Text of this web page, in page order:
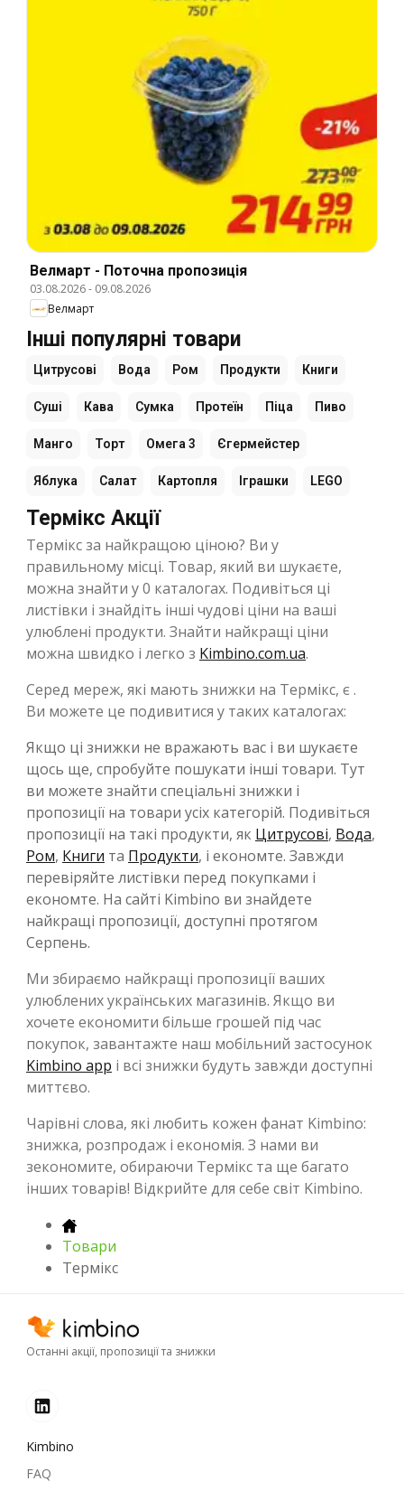
Велмарт - Поточна пропозиція
03.08.2026- 09.08.2026
Велмарт
Інші популярні товари
Цитрусові Вода Ром Продукти Книги
Суші Кава Сумка Протеїн Піца Пиво
Манго Торт Омега 3 Єгермейстер
Яблука Салат Картопля Іграшки LEGO
Термікс Акції
Термікс за найкращою ціною? Ви у
правильному місці. Товар, який ви шукаєте,
можна знайти у 0 каталогах. Подивіться ці
листівки і знайдіть інші чудові ціни на ваші
улюблені продукти. Знайти найкращі ціни
можна швидко і легко з Kimbino.com.ua.
Серед мереж, які мають знижки на Термікс, є .
Ви можете це подивитися у таких каталогах:
Якщо ці знижки не вражають вас і ви шукаєте
щось ще, спробуйте пошукати інші товари. Тут
ви можете знайти спеціальні знижки і
пропозиції на товари усіх категорій. Подивіться
пропозиції на такі продукти, як Цитрусові, Вода,
Ром, Книги та Продукти, і економте. Завжди
перевіряйте листівки перед покупками і
економте. На сайті Kimbino ви знайдете
найкращі пропозиції, доступні протягом
Серпень.
Ми збираємо найкращі пропозиції ваших
улюблених українських магазинів. Якщо ви
хочете економити більше грошей під час
покупок, завантажте наш мобільний застосунок
Kimbino app і всі знижки будуть завжди доступні
миттєво.
Чарівні слова, які любить кожен фанат Kimbino:
знижка, розпродаж і економія. З нами ви
зекономите, обираючи Термікс та ще багато
інших товарів! Відкрийте для себе світ Kimbino.
Товари
Термікс
Останні акції, пропозиції та знижки
Kimbino
FAQ